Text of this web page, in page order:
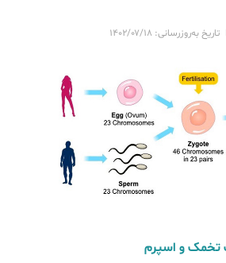
تاریخ به‌روزرسانی: ۱۴۰۲/۰۷/۱۸
تخمک و اسپرم